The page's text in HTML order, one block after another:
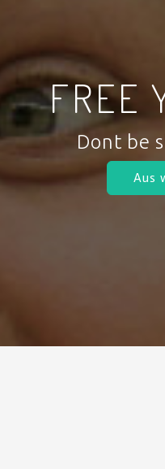
FREE
Dont be
Aus